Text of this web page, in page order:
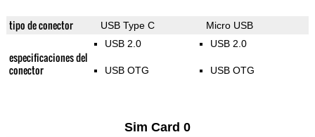
tipo de conector USB Type C Micro USB
especificaciones del
conector
USB 2.0
USB OTG
USB 2.0
USB OTG
Sim Card 0